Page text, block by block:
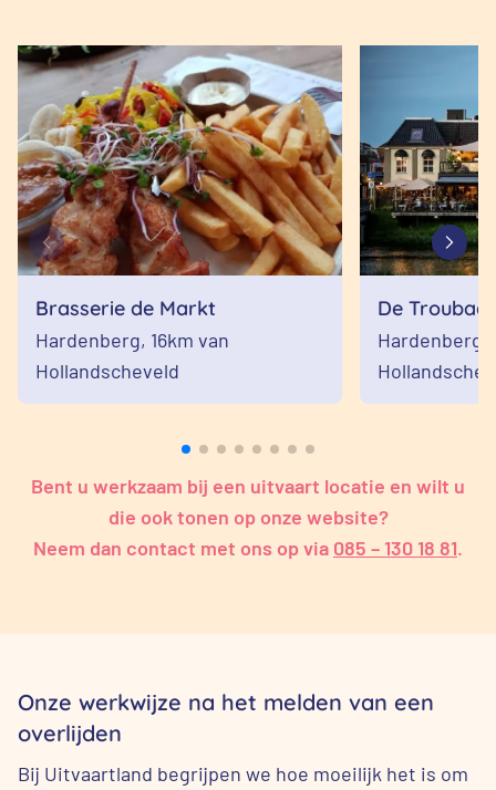
Brasserie de Markt
Hardenberg, 16km van
Hollandscheveld
De
Hardenberg,
Bent u werkzaam bij een uitvaart locatie en wilt u
die ook tonen op onze website?
Neem dan contact met ons op via 085 – 130 18 81.
Onze werkwijze na het melden van een
overlijden
Bij Uitvaartland begrijpen we hoe moeilijk het is om